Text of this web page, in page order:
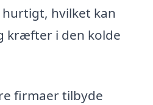
hvilket kan
kræfter i den kolde
firmaer tilbyde